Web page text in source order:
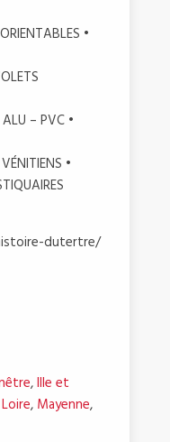
•
ALU – PVC •
•
dutertre/
,Ille et
, Mayenne,